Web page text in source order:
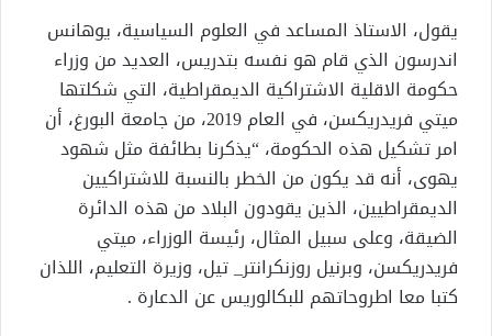
يقول، الاستاذ المساعد في العلوم السياسية، يوهانس
اندرسون الذي قام هو نفسه بتدريس، العديد من وزراء
حكومة الاقلية الاشتراكية الديمقراطية، التي شكلتها
ميتي فريدريكسن، في العام 2019، من جامعة البورغ، أن
امر تشكيل هذه الحكومة، “يذكرنا بطائفة مثل شهود
يهوى، أنه قد يكون من الخطر بالنسبة للاشتراكيين
الديمقراطيين، الذين يقودون البلاد من هذه الدائرة
الضيقة، وعلى سبيل المثال، رئيسة الوزراء، ميتي
فريدريكسن، وبرنيل روزنكرانتر_ تيل، وزيرة التعليم، اللذان
كتبا معا اطروحاتهم للبكالوريس عن الدعارة .